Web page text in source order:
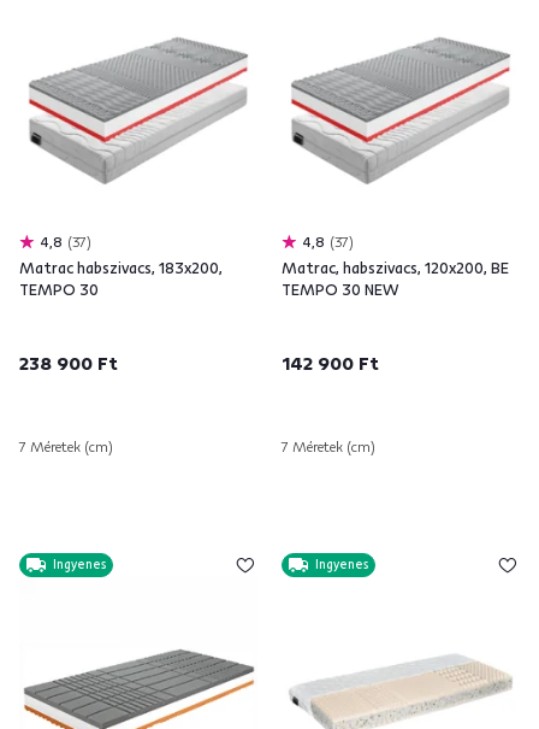
4,8 37
Matrac habszivacs, 183x200,
TEMPO 30
238 900 Ft
7 Méretek (cm)
4,8 37
Matrac, habszivacs, 120x200, BE
TEMPO 30 NEW
142 900 Ft
7 Méretek (cm)
Ingyenes Ingyenes